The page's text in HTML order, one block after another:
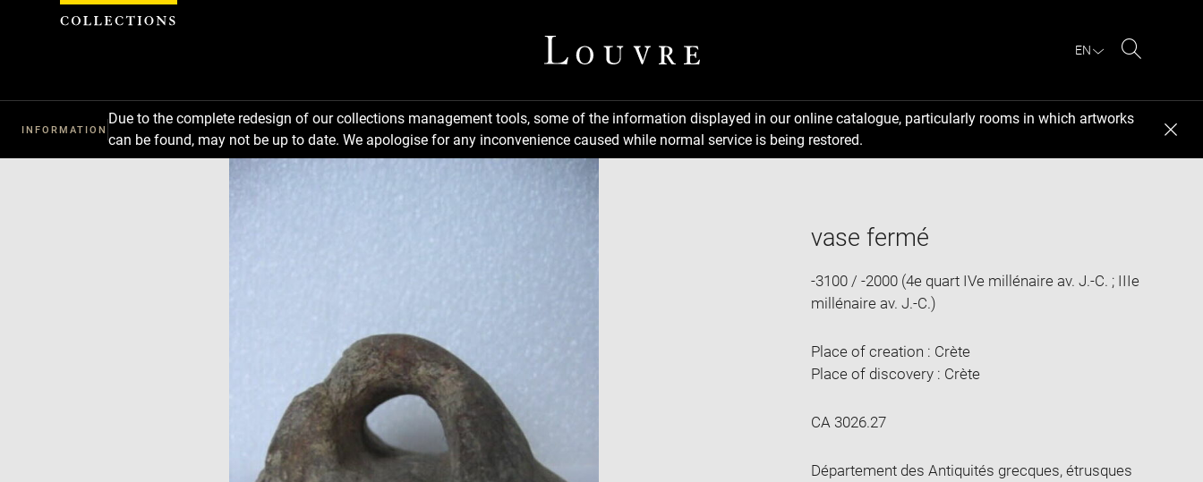
EN
INFORMATION
Due to the complete redesign of our collections management tools, some of the information displayed in our online catalogue, particularly rooms in which artworks
can be found, may not be up to date. We apologise for any inconvenience caused while normal service is being restored.
vase fermé
-3100 / -2000 (4e quart IVe millénaire av. J.-C. ; IIIe
millénaire av. J.-C.)
Place of creation : Crète
Place of discovery : Crète
CA 3026.27
Département des Antiquités grecques, étrusques
Cookies management panel